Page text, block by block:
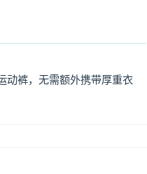
动裤，无需额外携带厚重衣